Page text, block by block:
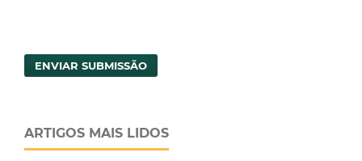
ENVIAR SUBMISSÃO
ARTIGOS MAIS LIDOS